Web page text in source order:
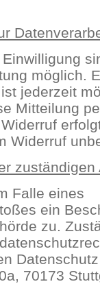
möglich.
jederzeit
Mitteilung
Widerruf
Falle eines
ein
zu.
70173